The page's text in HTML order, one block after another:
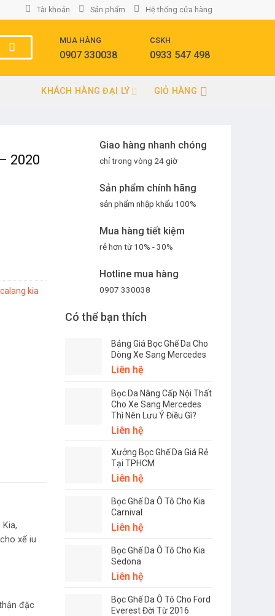
Tài khoản Sản phẩm Hệ thống cửa hàng
MUA HÀNG
0907 330038
CSKH
0933 547 498
KHÁCH HÀNG ĐẠI LÝ GIỎ HÀNG
Giao hàng nhanh chóng
chỉ trong vòng 24 giờ
Sản phẩm chính hãng
sản phẩm nhập khẩu 100%
Mua hàng tiết kiệm
rẻ hơn từ 10% - 30%
Hotline mua hàng
0907 330038
Có thể bạn thích
Bảng Giá Bọc Ghế Da Cho
Dòng Xe Sang Mercedes
Liên hệ
Bọc Da Nâng Cấp Nội Thất
Cho Xe Sang Mercedes
Thì Nên Lưu Ý Điều Gì?
Liên hệ
Xưởng Bọc Ghế Da Giá Rẻ
Tại TPHCM
Liên hệ
Bọc Ghế Da Ô Tô Cho Kia
Carnival
Liên hệ
Bọc Ghế Da Ô Tô Cho Kia
Sedona
Liên hệ
Bọc Ghế Da Ô Tô Cho Ford
Everest Đời Từ 2016
2020
kia
xế iu
đặc